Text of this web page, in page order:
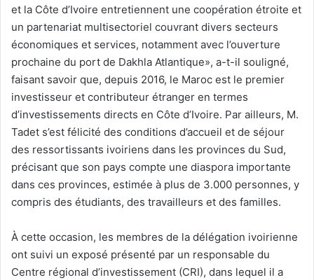
et la Côte d’Ivoire entretiennent une coopération étroite et
un partenariat multisectoriel couvrant divers secteurs
économiques et services, notamment avec l’ouverture
prochaine du port de Dakhla Atlantique», a-t-il souligné,
faisant savoir que, depuis 2016, le Maroc est le premier
investisseur et contributeur étranger en termes
d’investissements directs en Côte d’Ivoire. Par ailleurs, M.
Tadet s’est félicité des conditions d’accueil et de séjour
des ressortissants ivoiriens dans les provinces du Sud,
précisant que son pays compte une diaspora importante
dans ces provinces, estimée à plus de 3.000 personnes, y
compris des étudiants, des travailleurs et des familles.
À cette occasion, les membres de la délégation ivoirienne
ont suivi un exposé présenté par un responsable du
Centre régional d’investissement (CRI), dans lequel il a